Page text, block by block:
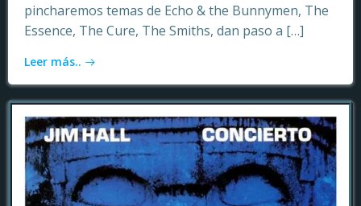
pincharemos temas de Echo & the Bunnymen, The
Essence, The Cure, The Smiths, dan paso a […]
Leer más..